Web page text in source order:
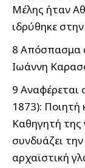
Μέλης ήταν
ιδρύθηκε
8 Απόσπασμα
Ιωάννη
9
1873):
Καθηγητή της
συνδυάζει
αρχαϊστική